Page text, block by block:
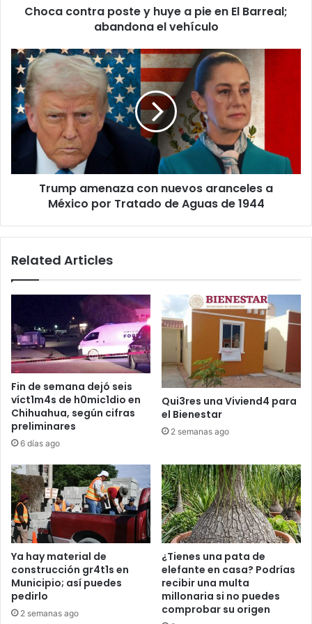
Barreal;
vehículo
Choca contra poste y huye a pie en El Barreal;
abandona el vehículo
Trump
amenaza
con
nuevos
aranceles
a
México
Tratado
Trump amenaza con nuevos aranceles a
México por Tratado de Aguas de 1944
Related Articles
Fin de semana dejó seis
víct1m4s de h0mic1dio en
Chihuahua, según cifras
preliminares
6 días ago
Qui3res una Viviend4 para
el Bienestar
2 semanas ago
Ya hay material de
construcción gr4t1s en
Municipio; así puedes
pedirlo
2 semanas ago
¿Tienes una pata de
elefante en casa? Podrías
recibir una multa
millonaria si no puedes
comprobar su origen